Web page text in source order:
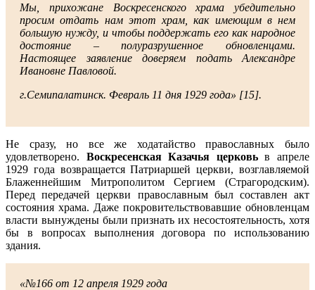
Мы, прихожане Воскресенского храма убедительно
просим отдать нам этот храм, как имеющим в нем
большую нужду, и чтобы поддержать его как народное
достояние – полуразрушенное обновленцами.
Настоящее заявление доверяем подать Александре
Ивановне Павловой.
г.Семипалатинск. Февраль 11 дня 1929 года» [15].
Не сразу, но все же ходатайство православных было
удовлетворено. Воскресенская Казачья церковьв апреле
1929 года возвращается Патриаршей церкви, возглавляемой
Блаженнейшим Митрополитом Сергием (Страгородским).
Перед передачей церкви православным был составлен акт
состояния храма. Даже покровительствовавшие обновленцам
власти вынуждены были признать их несостоятельность, хотя
бы в вопросах выполнения договора по использованию
здания.
«№166 от 12 апреля 1929 года